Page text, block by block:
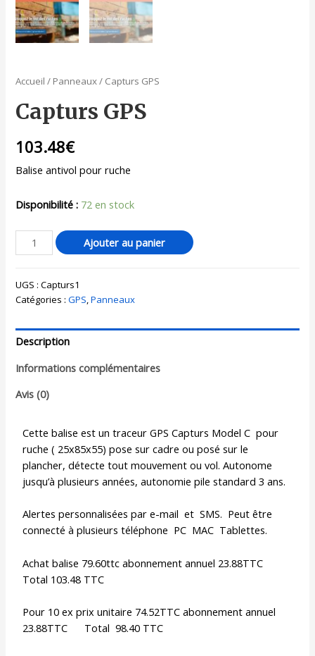
Accueil / Panneaux/ Capturs GPS
Capturs GPS
103.48€
Balise antivol pour ruche
Disponibilité : 72 en stock
Ajouter au panier
UGS :Capturs1
Catégories :GPS,Panneaux
Description
Informations complémentaires
Avis (0)
Cette balise est un traceur GPS Capturs Model C pour
ruche ( 25x85x55) pose sur cadre ou posé sur le
plancher, détecte tout mouvement ou vol. Autonome
jusqu’à plusieurs années, autonomie pile standard 3 ans.
Alertes personnalisées par e-mail et SMS. Peut être
connecté à plusieurs téléphone PC MAC Tablettes.
Achat balise 79.60ttc abonnement annuel 23.88TTC
Total 103.48 TTC
Pour 10 ex prix unitaire 74.52TTC abonnement annuel
23.88TTC Total 98.40 TTC